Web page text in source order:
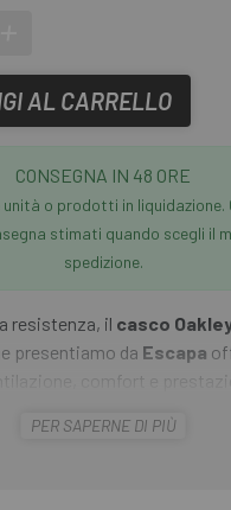
AL CARRELLO
CONSEGNA IN 48 ORE
unità o prodotti in liquidazione.
stimati quando scegli il
spedizione.
resistenza, il casco
presentiamo da Escapa
comfort e
ventilazione strategica
PER SAPERNE DI PIÙ